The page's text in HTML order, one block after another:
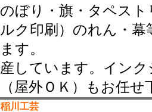
のぼり・旗・タペス
ルク印刷）のれん・
ます。 加工
産しています。イン
（屋外ＯＫ）もお任せ
稲川工芸